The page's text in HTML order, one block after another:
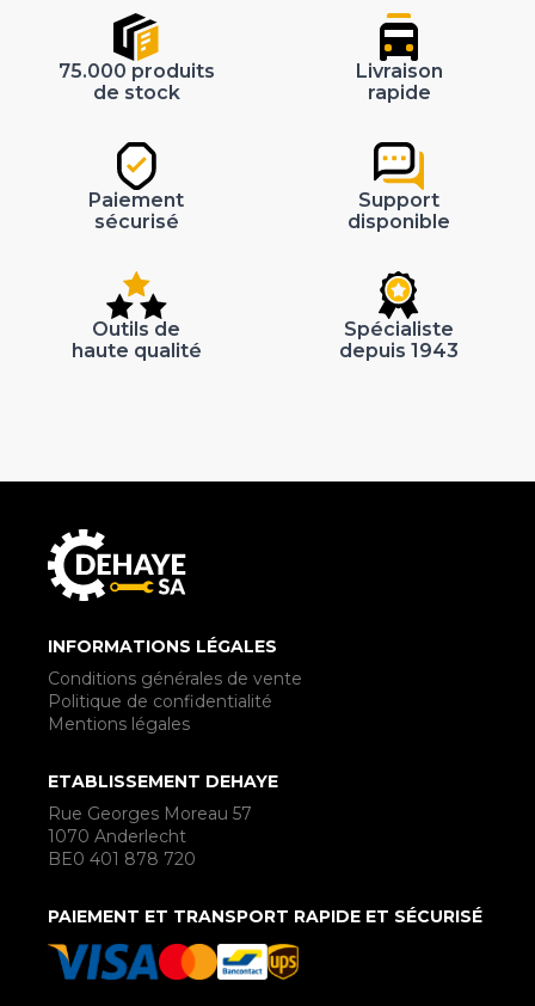
75.000 produits
de stock
Livraison
rapide
Paiement
sécurisé
Support
disponible
Outils de
haute qualité
Spécialiste
depuis 1943
INFORMATIONS LÉGALES
Conditions générales de vente
Politique de confidentialité
Mentions légales
ETABLISSEMENT DEHAYE
Rue Georges Moreau 57
1070 Anderlecht
BE0 401 878 720
PAIEMENT ET TRANSPORT RAPIDE ET SÉCURISÉ